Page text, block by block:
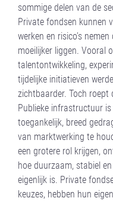
sommige delen van de
Private fondsen kunnen
werken en risico’s
moeilijker liggen. Vooral
talentontwikkeling,
tijdelijke initiatieven
zichtbaarder. Toch roept
Publieke infrastructuur
toegankelijk, breed
van marktwerking te
een grotere rol krijgen,
hoe duurzaam, stabiel
eigenlijk is. Private
keuzes, hebben hun